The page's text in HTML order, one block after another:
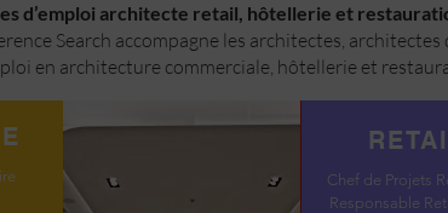
d’emploi architecte retail, hôtellerie et
Search accompagne les architectes,
en architecture commerciale, hôtellerie et
Chef de Projets
Responsable